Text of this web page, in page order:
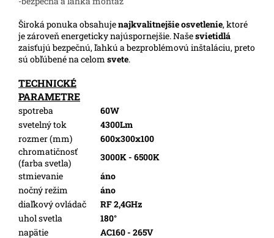
Široká ponuka obsahujenajkvalitnejšie osvetlenie, ktoré
je zároveň energeticky najúspornejšie. Našesvietidlá
zaisťujú bezpečnú, ľahkú a bezproblémovú inštaláciu, preto
sú obľúbené na celom svete.
TECHNICKÉ
PARAMETRE
spotreba
60W
svetelný tok
4300Lm
rozmer (mm)
600x300x100
chromatičnosť
(farba svetla)
3000K - 6500K
stmievanie
áno
nočný režim
áno
diaľkový ovládač
RF 2,4GHz
uhol svetla
180°
napätie
AC160 - 265V